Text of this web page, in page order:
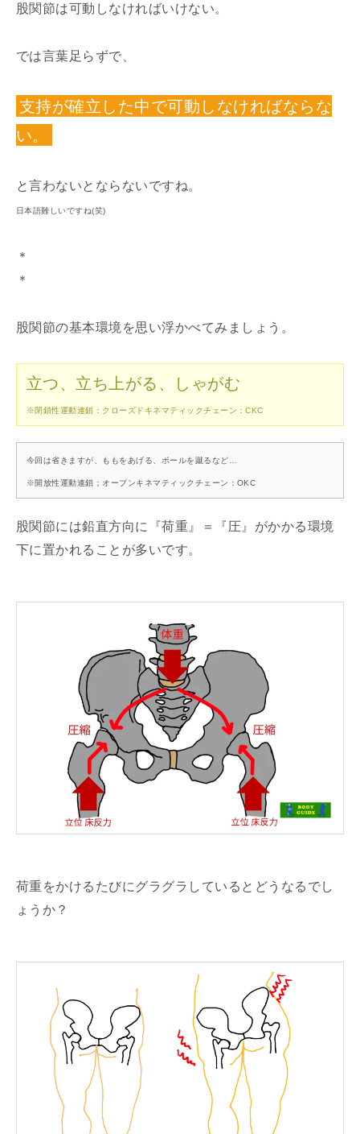
股関節は可動しなければいけない。
では言葉足らずで、
支持が確立した中で可動しなければならな
い。
と言わないとならないですね。
日本語難しいですね(笑)
＊
＊
股関節の基本環境を思い浮かべてみましょう。
立つ、立ち上がる、しゃがむ
※閉鎖性運動連鎖：クローズドキネマティックチェーン：CKC
今回は省きますが、ももをあげる、ボールを蹴るなど…
※開放性運動連鎖；オープンキネマティックチェーン：OKC
股関節には鉛直方向に『荷重』＝『圧』がかかる環境
下に置かれることが多いです。
荷重をかけるたびにグラグラしているとどうなるでし
ょうか？